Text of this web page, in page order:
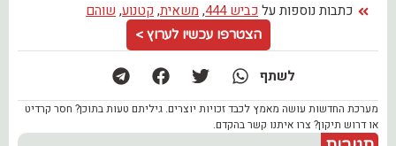
כתבות נוספות על כביש 444 , משאית, קטנוע, שוהם
הצטרפו עכשיו לערוץ >
לשתף
מערכת החדשות עושה מאמץ לכבד זכויות יוצרים. גיליתם טעות בתוכן? חסר קרדיט
או דרוש תיקון? צרו איתנו קשר בהקדם.